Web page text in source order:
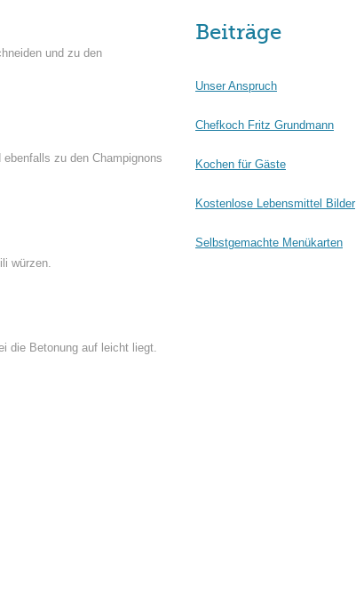
und zu den
zu den Champignons
würzen.
die Betonung auf leicht liegt.
Beiträge
Unser Anspruch
Chefkoch Fritz Grundmann
Kochen für Gäste
Kostenlose Lebensmittel Bilder
Selbstgemachte Menükarten